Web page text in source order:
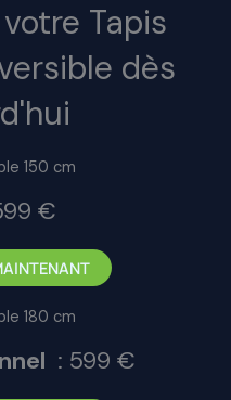
Tapis
dès
150 cm
€
180 cm
: 599 €